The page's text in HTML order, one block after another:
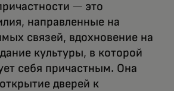
— это
направленные на
связей, вдохновение на
культуры, в которой
себя причастным. Она
дверей к